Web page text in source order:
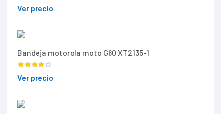
Ver precio
Bandeja motorola moto G60 XT2135-1
Ver precio